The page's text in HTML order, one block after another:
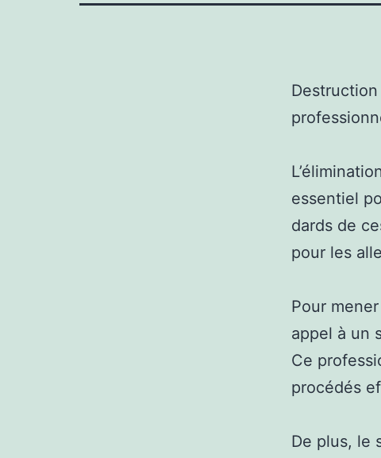
essentiel
dards de
pour les
Pour
appel à un
Ce
procédés
De plus, le